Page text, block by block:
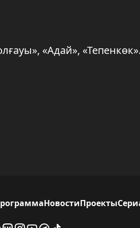
«Адай», «Тепенкөк».
НовостиПроекты